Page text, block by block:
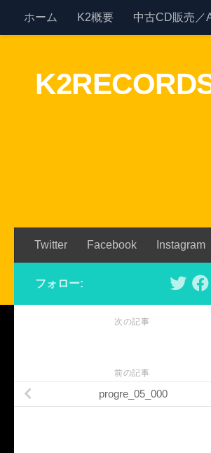
Skip to content
ホーム K2概要 中古CD販売／
Twitter Facebook Instagram
フォロー:
次の記事
前の記事
progre_05_000